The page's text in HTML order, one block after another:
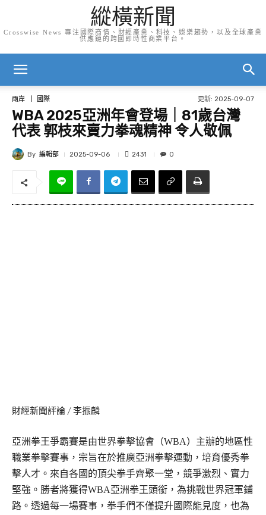
縱橫新聞
Crosswise News 專注國際商情、財經產業、科技、娛樂趨勢，以及全球產業
供應鏈的跨國即時性商業平台。
兩岸 國際 更新: 2025-09-07
WBA 2025亞洲年會登場｜81歲台灣
代表 郭枝來賣力拳魂精神 令人敬佩
By 編輯部 2025-09-06 2431 0
財經新聞評論 / 李振麟
亞洲拳王爭霸賽是由世界拳擊協會（WBA）主辦的地區性
職業拳擊賽事，宗旨在於推廣亞洲拳擊運動，培育優秀拳
擊人才。來自各國的頂尖拳手齊聚一堂，競爭激烈、實力
堅強。勝者將獲得WBA亞洲拳王頭銜，為挑戰世界冠軍鋪
路。透過每一場賽事，拳手們不僅提升國際能見度，也為